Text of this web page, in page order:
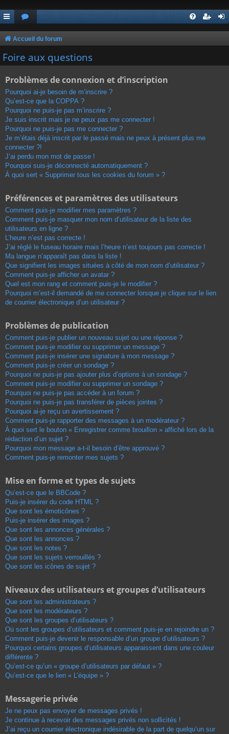
Accueil du forum
Foire aux questions
Problèmes de connexion et d’inscription
Pourquoi ai-je besoin de m’inscrire ?
Qu’est-ce que la COPPA ?
Pourquoi ne puis-je pas m’inscrire ?
Je suis inscrit mais je ne peux pas me connecter !
Pourquoi ne puis-je pas me connecter ?
Je m’étais déjà inscrit par le passé mais ne peux à présent plus me
connecter ?!
J’ai perdu mon mot de passe !
Pourquoi suis-je déconnecté automatiquement ?
À quoi sert « Supprimer tous les cookies du forum » ?
Préférences et paramètres des utilisateurs
Comment puis-je modifier mes paramètres ?
Comment puis-je masquer mon nom d’utilisateur de la liste des
utilisateurs en ligne ?
L’heure n’est pas correcte !
J’ai réglé le fuseau horaire mais l’heure n’est toujours pas correcte !
Ma langue n’apparaît pas dans la liste !
Que signifient les images situées à côté de mon nom d’utilisateur ?
Comment puis-je afficher un avatar ?
Quel est mon rang et comment puis-je le modifier ?
Pourquoi m’est-il demandé de me connecter lorsque je clique sur le lien
de courrier électronique d’un utilisateur ?
Problèmes de publication
Comment puis-je publier un nouveau sujet ou une réponse ?
Comment puis-je modifier ou supprimer un message ?
Comment puis-je insérer une signature à mon message ?
Comment puis-je créer un sondage ?
Pourquoi ne puis-je pas ajouter plus d’options à un sondage ?
Comment puis-je modifier ou supprimer un sondage ?
Pourquoi ne puis-je pas accéder à un forum ?
Pourquoi ne puis-je pas transférer de pièces jointes ?
Pourquoi ai-je reçu un avertissement ?
Comment puis-je rapporter des messages à un modérateur ?
À quoi sert le bouton « Enregistrer comme brouillon » affiché lors de la
rédaction d’un sujet ?
Pourquoi mon message a-t-il besoin d’être approuvé ?
Comment puis-je remonter mes sujets ?
Mise en forme et types de sujets
Qu’est-ce que le BBCode ?
Puis-je insérer du code HTML ?
Que sont les émoticônes ?
Puis-je insérer des images ?
Que sont les annonces générales ?
Que sont les annonces ?
Que sont les notes ?
Que sont les sujets verrouillés ?
Que sont les icônes de sujet ?
Niveaux des utilisateurs et groupes d’utilisateurs
Que sont les administrateurs ?
Que sont les modérateurs ?
Que sont les groupes d’utilisateurs ?
Où sont les groupes d’utilisateurs et comment puis-je en rejoindre un ?
Comment puis-je devenir le responsable d’un groupe d’utilisateurs ?
Pourquoi certains groupes d’utilisateurs apparaissent dans une couleur
différente ?
Qu’est-ce qu’un « groupe d’utilisateurs par défaut » ?
Qu’est-ce que le lien « L’équipe » ?
Messagerie privée
Je ne peux pas envoyer de messages privés !
Je continue à recevoir des messages privés non sollicités !
J’ai reçu un courrier électronique indésirable de la part de quelqu’un sur